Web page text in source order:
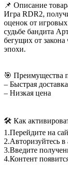
📌 Описание
Игра RDR2,
оценок от
судьбе бандита
бегущих от
эпохи.
🎯 Преимущества
– Быстрая
– Низкая цена
🛠 Как
1.Перейдите на
2.Авторизуйтесь в
3.Введите
4.Контент